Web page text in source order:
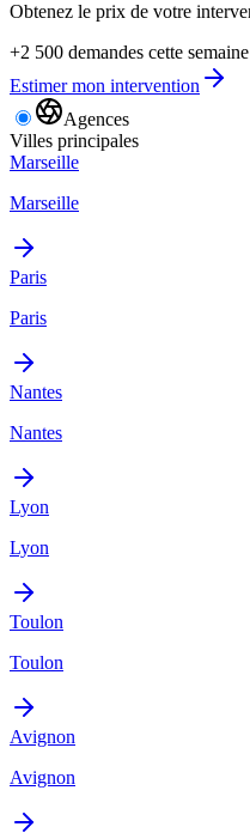
Obtenez le prix de votre
+2 500 demandes cette semaine
Estimer mon intervention
Agences
Villes principales
Marseille
Marseille
Paris
Paris
Nantes
Nantes
Lyon
Lyon
Toulon
Toulon
Avignon
Avignon